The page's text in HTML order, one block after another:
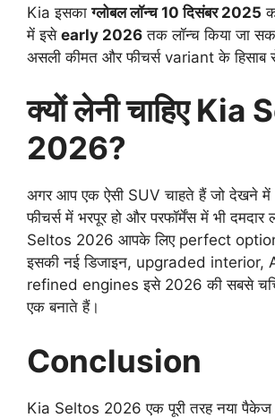
Kia इसकाग्लोबल लॉन्च 10 दिसंबर 2025
में इसे early 2026 तक लॉन्च किया जा
असली कीमत और फीचर्स variant के हिसाब
क्यों लेनी चाहिए Kia
2026?
अगर आप एक ऐसी SUV चाहते हैं जो देखने में
फीचर्स में भरपूर हो और परफॉर्मेंस में भी दमदार
Seltos 2026 आपके लिए perfect
इसकी नई डिजाइन, upgraded interior,
refined engines इसे 2026 की सबसे
एक बनाते हैं।
Conclusion
Kia Seltos 2026 एक पूरी तरह नया